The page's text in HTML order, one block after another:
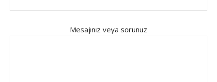
Mesajınız veya sorunuz